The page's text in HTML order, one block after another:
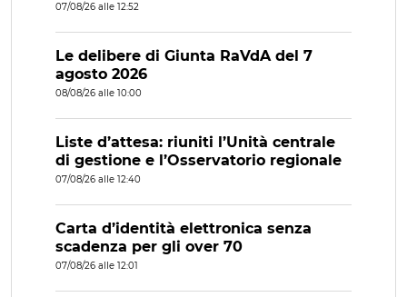
07/08/26 alle 12:52
Le delibere di Giunta RaVdA del 7
agosto 2026
08/08/26 alle 10:00
Liste d’attesa: riuniti l’Unità centrale
di gestione e l’Osservatorio regionale
07/08/26 alle 12:40
Carta d’identità elettronica senza
scadenza per gli over 70
07/08/26 alle 12:01